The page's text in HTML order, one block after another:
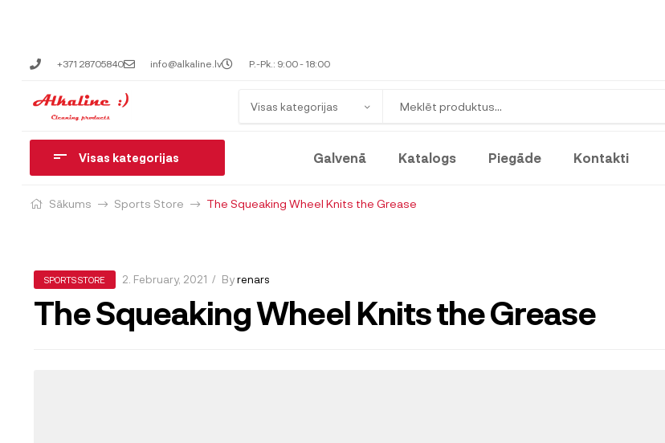
+371 28705840 info@alkaline.lv P.-Pk.: 9:00 - 18:00
Visas kategorijas
Visas kategorijas Galvenā Katalogs Piegāde Kontakti
Sākums Sports Store The Squeaking Wheel Knits the Grease
SPORTS STORE 2. February, 2021 Byrenars
The Squeaking Wheel Knits the Grease